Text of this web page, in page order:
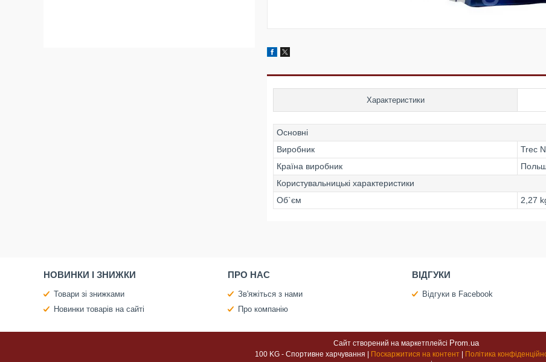
Характеристики
Основні
Виробник
Trec
Країна виробник
Користувальницькі характеристики
Об`єм
2,27
НОВИНКИ І ЗНИЖКИ
Товари зі знижками
Новинки товарів на сайті
ПРО НАС
Зв'яжіться з нами
Про компанію
ВІДГУКИ
Відгуки в Facebook
Сайт створений на маркетплейсі Prom.ua
Поскаржитися на контент Політика